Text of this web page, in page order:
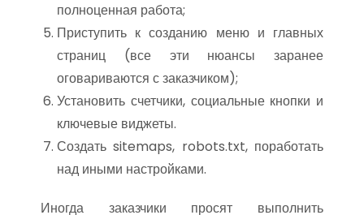
полноценная работа;
Приступить к созданию меню и главных
страниц (все эти нюансы заранее
оговариваются с заказчиком);
Установить счетчики, социальные кнопки и
ключевые виджеты.
Создать sitemaps, robots.txt, поработать
над иными настройками.
Иногда заказчики просят выполнить